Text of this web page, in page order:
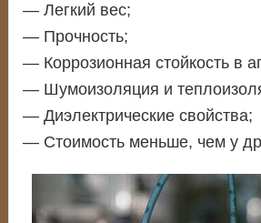
— Легкий вес;
— Прочность;
— Коррозионная стойкость в
— Шумоизоляция и
— Диэлектрические свойства;
— Стоимость меньше, чем у